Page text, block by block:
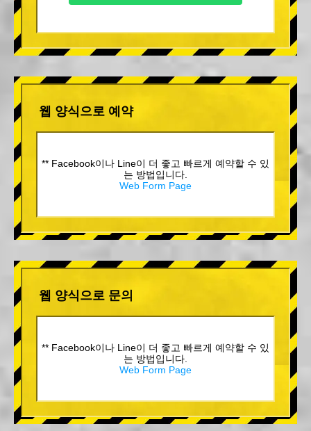
웹 양식으로 예약
** Facebook이나 Line이 더 좋고 빠르게 예약할 수 있
는 방법입니다.
Web Form Page
웹 양식으로 문의
** Facebook이나 Line이 더 좋고 빠르게 예약할 수 있
는 방법입니다.
Web Form Page